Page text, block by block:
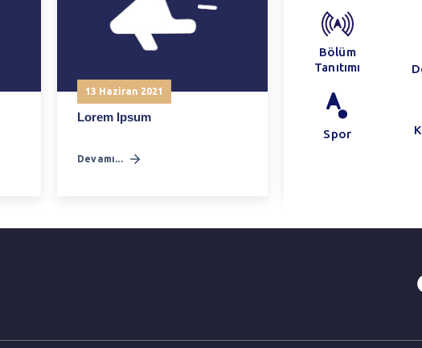
13 Haziran 2021
Lorem Ipsum
Devamı...
13 Haziran 2021
Lorem Ipsum
Bölüm
Tanıtımı
Spor